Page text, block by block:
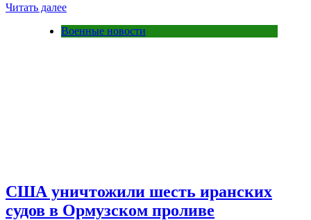
Читать далее
Военные новости
США уничтожили шесть иранских
судов в Ормузском проливе